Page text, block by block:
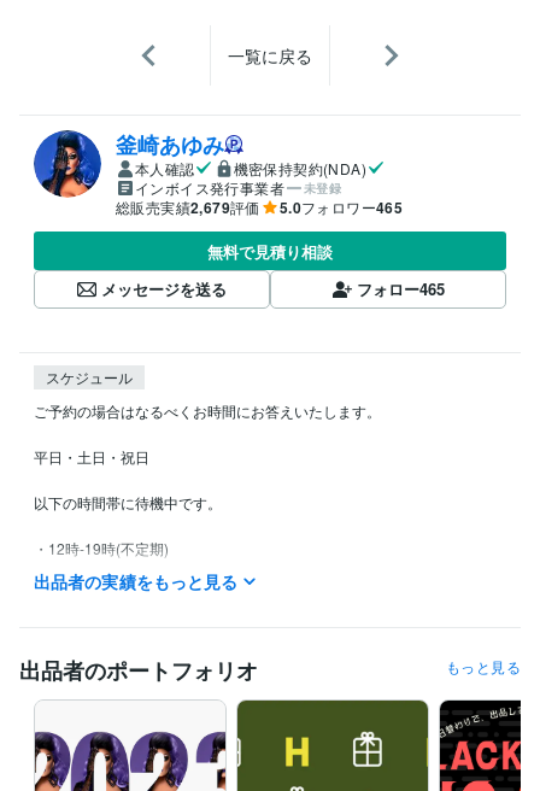
一覧に戻る
釜崎あゆみ
本人確認
機密保持契約(NDA)
インボイス発行事業者
未登録
総販売実績2,679評価 5.0フォロワー465
無料で見積り相談
メッセージを送る
フォロー465
スケジュール
ご予約の場合はなるべくお時間にお答えいたします。
平日・土日・祝日
以下の時間帯に待機中です。
・12時-19時(不定期)
・20時‐22時
上記の時間は毎日微妙に変動します。
待機中を途中解除しながらログインいたします。
夜～深夜が対応しやすい時間帯です。
出品者の実績をもっと見る
出品者のポートフォリオ もっと見る